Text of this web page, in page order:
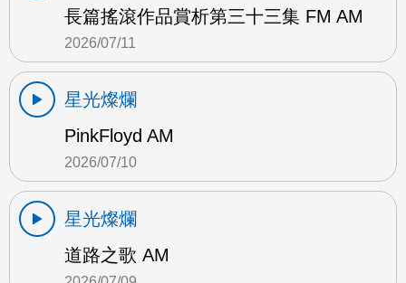
長篇搖滾作品賞析第三十三集 FM AM
2026/07/11
星光燦爛
PinkFloyd AM
2026/07/10
星光燦爛
道路之歌 AM